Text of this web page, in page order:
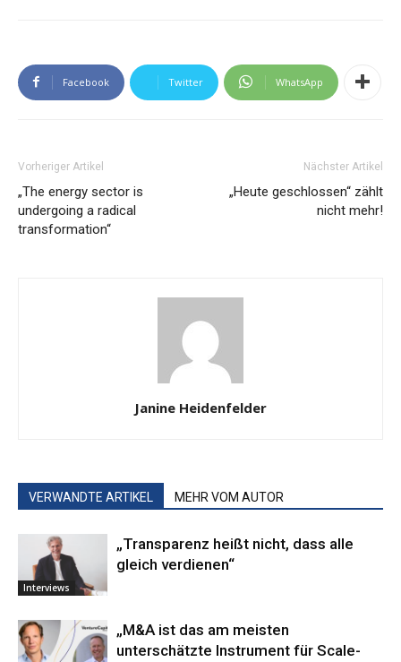
Facebook Twitter WhatsApp
Vorheriger Artikel
„The energy sector is
undergoing a radical
transformation“
Nächster Artikel
„Heute geschlossen“ zählt
nicht mehr!
Janine Heidenfelder
VERWANDTE ARTIKEL MEHR VOM AUTOR
Interviews
„Transparenz heißt nicht, dass alle
gleich verdienen“
„M&A ist das am meisten
unterschätzte Instrument für Scale-